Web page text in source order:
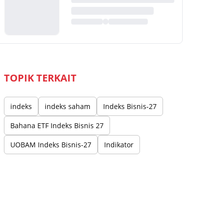
TOPIK TERKAIT
indeks indeks saham Indeks Bisnis-27
Bahana ETF Indeks Bisnis 27
UOBAM Indeks Bisnis-27 Indikator